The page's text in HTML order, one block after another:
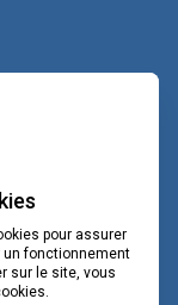
pour assurer
un fonctionnement
sur le site, vous